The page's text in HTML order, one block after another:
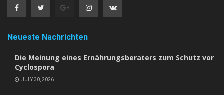
Neueste Nachrichten
Die Meinung eines Ernährungsberaters zum Schutz vor
Cyclospora
JULY 30, 2026